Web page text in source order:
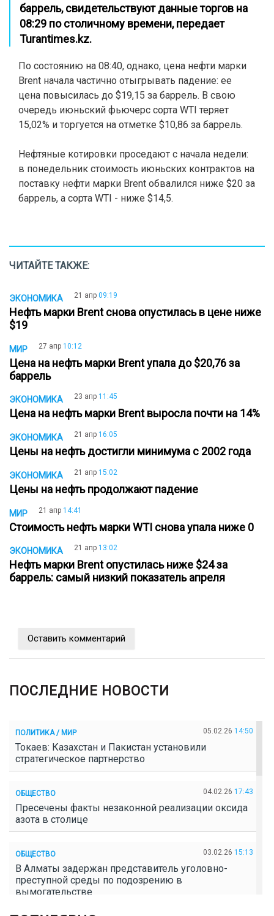
баррель, свидетельствуют данные торгов на
08:29 по столичному времени, передает
Turantimes.kz.
По состоянию на 08:40, однако, цена нефти марки
Brent начала частично отыгрывать падение: ее
цена повысилась до $19,15 за баррель. В свою
очередь июньский фьючерс сорта WTI теряет
15,02% и торгуется на отметке $10,86 за баррель.
Нефтяные котировки проседают с начала недели:
в понедельник стоимость июньских контрактов на
поставку нефти марки Brent обвалился ниже $20 за
баррель, а сорта WTI - ниже $14,5.
ЧИТАЙТЕ ТАКЖЕ:
ЭКОНОМИКА 21 апр 09:19
Нефть марки Brent снова опустилась в цене ниже
$19
МИР 27 апр 10:12
Цена на нефть марки Brent упала до $20,76 за
баррель
ЭКОНОМИКА 23 апр 11:45
Цена на нефть марки Brent выросла почти на 14%
ЭКОНОМИКА 21 апр 16:05
Цены на нефть достигли минимума с 2002 года
ЭКОНОМИКА 21 апр 15:02
Цены на нефть продолжают падение
МИР 21 апр 14:41
Стоимость нефть марки WTI снова упала ниже 0
ЭКОНОМИКА 21 апр 13:02
Нефть марки Brent опустилась ниже $24 за
баррель: самый низкий показатель апреля
Оставить комментарий
ПОСЛЕДНИЕ НОВОСТИ
ПОЛИТИКА / МИР 05.02.26 14:50
Токаев: Казахстан и Пакистан установили
стратегическое партнерство
ОБЩЕСТВО 04.02.26 17:43
Пресечены факты незаконной реализации оксида
азота в столице
ОБЩЕСТВО 03.02.26 15:13
В Алматы задержан представитель уголовно-
преступной среды по подозрению в
вымогательстве